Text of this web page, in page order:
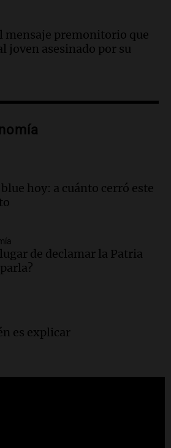
y social según Antonio
reciban regalos por el
beca en la secundaria,
universidad
mensaje premonitorio que
joven asesinado por su
hoy: a cuánto cerró este
de declamar la Patria
es explicar